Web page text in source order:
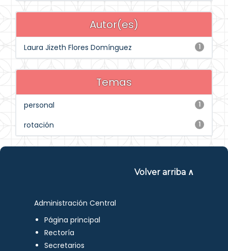
Autor(es)
1
Laura Jizeth Flores Domínguez
Temas
1
personal
1
rotación
Volver arriba ∧
Administración Central
Página principal
Rectoría
Secretarios